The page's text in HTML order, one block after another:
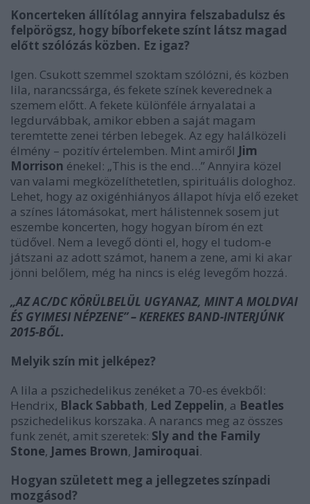
Koncerteken állítólag annyira felszabadulsz és
felpörögsz, hogy bíborfekete színt látsz magad
előtt szólózás közben. Ez igaz?
Igen. Csukott szemmel szoktam szólózni, és közben
lila, narancssárga, és fekete színek keverednek a
szemem előtt. A fekete különféle árnyalatai a
legdurvábbak, amikor ebben a saját magam
teremtette zenei térben lebegek. Az egy halálközeli
élmény – pozitív értelemben. Mint amiről Jim
Morrison énekel: „This is the end…” Annyira közel
van valami megközelíthetetlen, spirituális dologhoz.
Lehet, hogy az oxigénhiányos állapot hívja elő ezeket
a színes látomásokat, mert hálistennek sosem jut
eszembe koncerten, hogy hogyan bírom én ezt
tüdővel. Nem a levegő dönti el, hogy el tudom-e
játszani az adott számot, hanem a zene, ami ki akar
jönni belőlem, még ha nincs is elég levegőm hozzá.
„AZ AC/DC KÖRÜLBELÜL UGYANAZ, MINT A MOLDVAI
ÉS GYIMESI NÉPZENE” – KEREKES BAND-INTERJÚNK
2015-BŐL.
Melyik szín mit jelképez?
A lila a pszichedelikus zenéket a 70-es évekből:
Hendrix, Black Sabbath, Led Zeppelin, a Beatles
pszichedelikus korszaka. A narancs meg az összes
funk zenét, amit szeretek: Sly and the Family
Stone, James Brown, Jamiroquai.
Hogyan született meg a jellegzetes színpadi
mozgásod?